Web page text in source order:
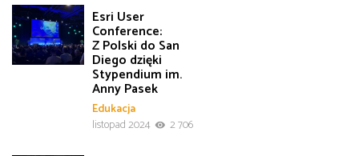
Esri User
Conference:
Z Polski do San
Diego dzięki
Stypendium im.
Anny Pasek
Edukacja
listopad 2024
2 706